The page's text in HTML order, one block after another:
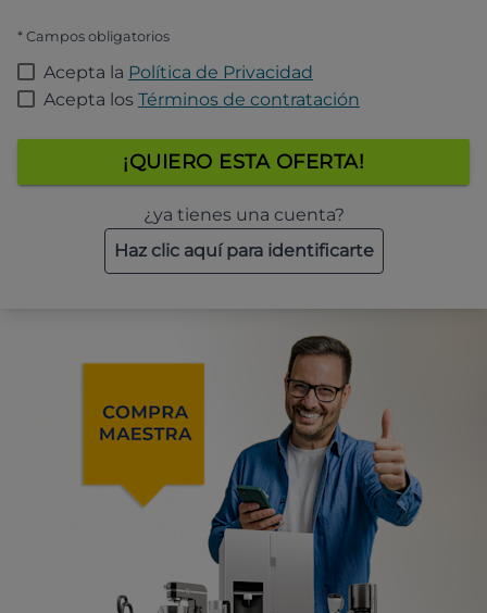
* Campos obligatorios
Acepta la Política de Privacidad
Acepta los Términos de contratación
¡QUIERO ESTA OFERTA!
¿ya tienes una cuenta?
Haz clic aquí para identificarte